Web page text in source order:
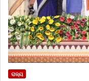
ରାଜ୍ୟ